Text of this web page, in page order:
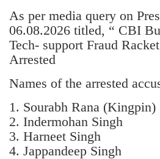
As per media query on
06.08.2026 titled, “ CBI
Tech- support Fraud
Arrested
Names of the arrested
1. Sourabh Rana (Kingpin)
2. Indermohan Singh
3. ⁠Harneet Singh
4. ⁠Jappandeep Singh